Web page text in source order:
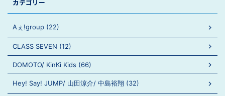
カテゴリー
Aぇ!group (22)
CLASS SEVEN (12)
DOMOTO/ KinKi Kids (66)
Hey! Say! JUMP/ 山田涼介/ 中島裕翔 (32)